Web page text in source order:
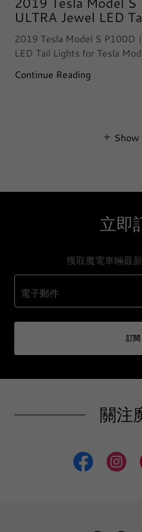
ULTRA Jewel LED
2019 Tesla Model S P100D
LED Tail Lights for Tesla
Continue Reading
立即
獲取魔電車輛最
電子郵件
訂閱
關注